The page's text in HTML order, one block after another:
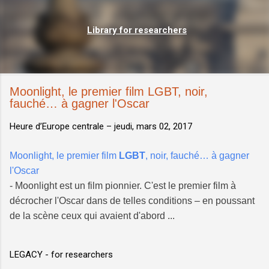
Library for researchers
Moonlight, le premier film LGBT, noir,
fauché… à gagner l'Oscar
Heure d’Europe centrale – jeudi, mars 02, 2017
Moonlight, le premier film LGBT, noir, fauché… à gagner
l'Oscar
- Moonlight est un film pionnier. C'est le premier film à
décrocher l'Oscar dans de telles conditions – en poussant
de la scène ceux qui avaient d'abord ...
LEGACY - for researchers